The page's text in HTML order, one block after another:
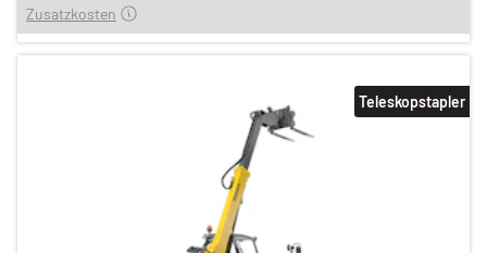
Zusatzkosten
Teleskopstapler